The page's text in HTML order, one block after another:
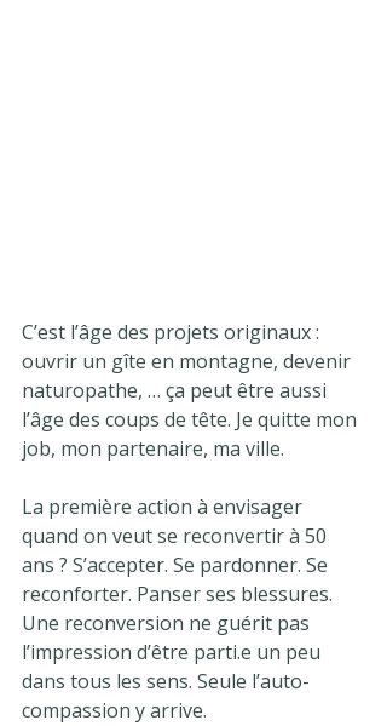
C’est l’âge des projets originaux :
ouvrir un gîte en montagne, devenir
naturopathe, … ça peut être aussi
l’âge des coups de tête. Je quitte mon
job, mon partenaire, ma ville.
La première action à envisager
quand on veut se reconvertir à 50
ans ? S’accepter. Se pardonner. Se
reconforter. Panser ses blessures.
Une reconversion ne guérit pas
l’impression d’être parti.e un peu
dans tous les sens. Seule l’auto-
compassion y arrive.